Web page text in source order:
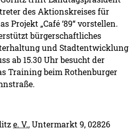
des Aktionskreises für
Projekt „Café ‘89“ vorstellen.
bürgerschaftliches
und Stadtentwicklung
ab 15.30 Uhr besucht der
Training beim Rothenburger
e. V., Untermarkt 9, 02826